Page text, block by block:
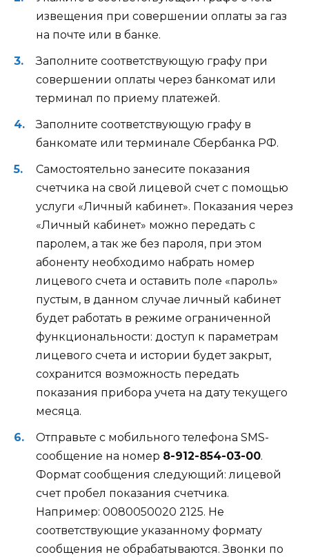
извещения при совершении оплаты за газ
на почте или в банке.
Заполните соответствующую графу при
совершении оплаты через банкомат или
терминал по приему платежей.
Заполните соответствующую графу в
банкомате или терминале Сбербанка РФ.
Самостоятельно занесите показания
счетчика на свой лицевой счет с помощью
услуги «Личный кабинет». Показания через
«Личный кабинет» можно передать с
паролем, а так же без пароля, при этом
абоненту необходимо набрать номер
лицевого счета и оставить поле «пароль»
пустым, в данном случае личный кабинет
будет работать в режиме ограниченной
функциональности: доступ к параметрам
лицевого счета и истории будет закрыт,
сохранится возможность передать
показания прибора учета на дату текущего
месяца.
Отправьте с мобильного телефона SMS-
сообщение на номер 8-912-854-03-00.
Формат сообщения следующий: лицевой
счет пробел показания счетчика.
Например: 0080050020 2125. Не
соответствующие указанному формату
сообщения не обрабатываются. Звонки по